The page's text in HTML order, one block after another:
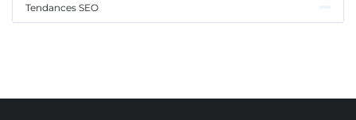
Tendances SEO